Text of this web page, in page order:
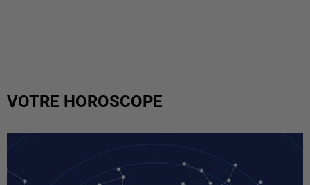
VOTRE HOROSCOPE